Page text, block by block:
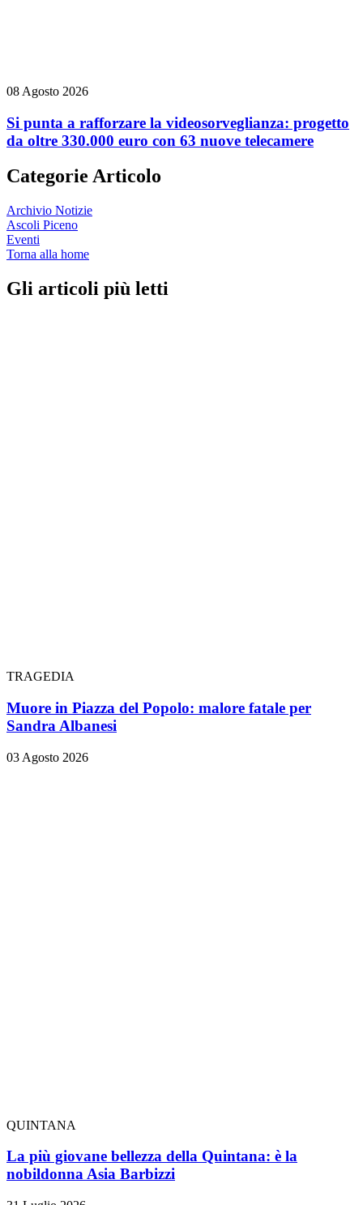
08 Agosto 2026
Si punta a rafforzare la videosorveglianza: progetto
da oltre 330.000 euro con 63 nuove telecamere
Categorie Articolo
Archivio Notizie
Ascoli Piceno
Eventi
Torna alla home
Gli articoli più letti
TRAGEDIA
Muore in Piazza del Popolo: malore fatale per
Sandra Albanesi
03 Agosto 2026
QUINTANA
La più giovane bellezza della Quintana: è la
nobildonna Asia Barbizzi